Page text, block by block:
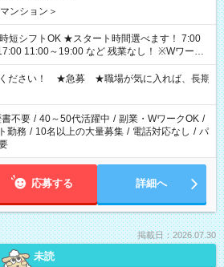
ンション＞
ート時間選べます！ 7:00
11:00～19:00 など 残業なし！ ※Wワーク
事と合わせ週40時間超の就業はご案内できま
き、週20時間以上勤務は社会保険への加入対
働者派遣法（日雇い派遣の原則禁止）によ
間の就業はご案内が難しい場合があります
ください！ ★急募 ★職場が気に入れば、長期
書不要 / 40～50代活躍中 / 副業・WワークOK /
勤務 / 10名以上の大量募集 / 電話対応なし / パ
応募する 詳細へ
掲載日：2026.07.30
未読